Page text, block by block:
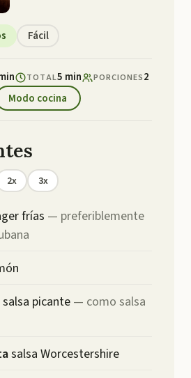
Fácil
TOTAL5 min PORCIONES2
Modo cocina
2x 3x
frías — preferiblemente
salsa picante — como salsa
salsa Worcestershire